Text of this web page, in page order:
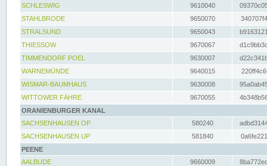
SCHLESWIG
9610040
STAHLBRODE
9650070
STRALSUND
9650043
THIESSOW
9670067
TIMMENDORF POEL
9630007
WARNEMÜNDE
9640015
WISMAR-BAUMHAUS
9630008
WITTOWER FÄHRE
9670055
ORANIENBURGER KANAL
SACHSENHAUSEN OP
580240
SACHSENHAUSEN UP
581840
PEENE
AALBUDE
9660009